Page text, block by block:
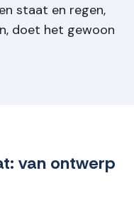
staat en regen,
doet het gewoon
van ontwerp